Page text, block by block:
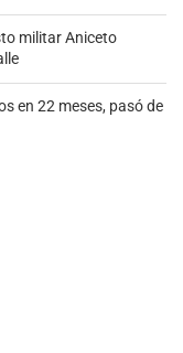
militar Aniceto
en 22 meses, pasó de